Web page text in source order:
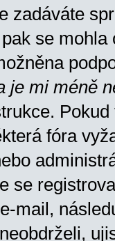
zadáváte
se
je mi méně
fóra
se
mail,